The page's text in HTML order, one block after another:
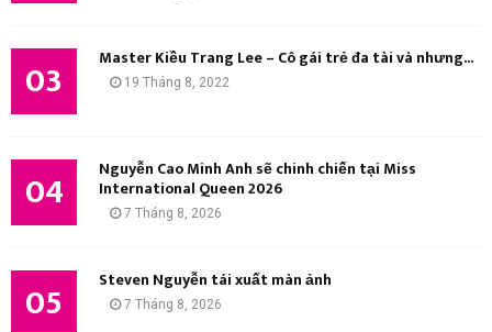
03 Master Kiều Trang Lee – Cô gái trẻ đa tài và nhưng...
19 Tháng 8, 2022
04 Nguyễn Cao Minh Anh sẽ chinh chiến tại Miss
International Queen 2026
7 Tháng 8, 2026
05 Steven Nguyễn tái xuất màn ảnh
7 Tháng 8, 2026